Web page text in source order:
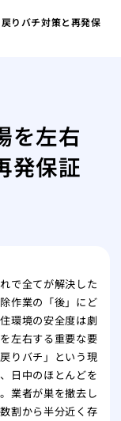
りバチ対策と再発保
の
エ
ギ
を左右
発保証
で全てが解決した
作業の「後」にど
環境の安全度は劇
左右する重要な要
りバチ」という現
日中のほとんどを
業者が巣を撤去し
割から半分近く存